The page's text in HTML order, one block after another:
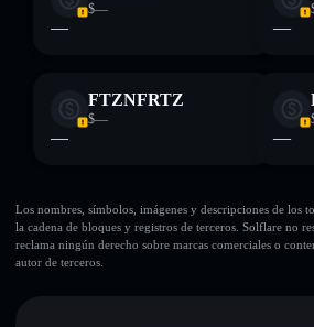
$—
— —
FTZNFRTZ
$—
— —
Los nombres, símbolos, imágenes y descripciones de los
la cadena de bloques y registros de terceros. Solflare no
reclama ningún derecho sobre marcas comerciales o
autor de terceros.